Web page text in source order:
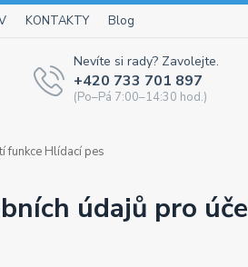
KONTAKTY Blog
Nevíte si rady? Zavolejte.
+420 733 701 897
(Po–Pá 7:00–14:30 hod.)
funkce Hlídací pes
údajů pro